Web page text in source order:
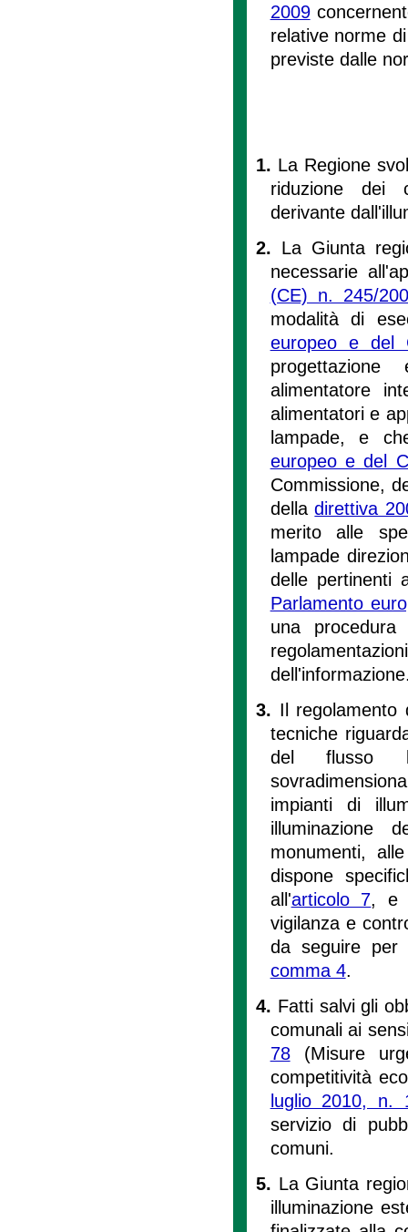
2009
relative norme
previste dalle
1. La Regione
riduzione dei
derivante
2. La Giunta
necessarie
(CE) n. 245/
modalità di
europeo e del
alimentatore
alimentatori e
lampade, e
europeo e del
Commissione,
delladirettiva
merito alle
lampade
delle pertinenti
Parlamento
una
3. Il
tecniche
del flusso
impianti di
illuminazione
monumenti,
dispone
all'articolo 7, e
vigilanza e
da seguire
comma 4.
4. Fatti salvi gli
comunali ai
78(Misure
competitività
luglio 2010, n.
servizio di
comuni.
5. La Giunta
illuminazione